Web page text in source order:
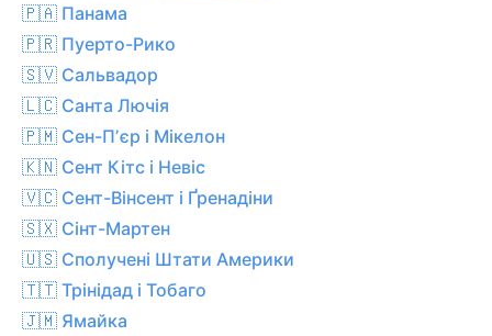
🇵🇦 Панама
🇵🇷 Пуерто-Рико
🇸🇻 Сальвадор
🇱🇨 Санта Лючія
🇵🇲 Сен-Пʼєр і Мікелон
🇰🇳 Сент Кітс і Невіс
🇻🇨 Сент-Вінсент і Ґренадіни
🇸🇽 Сінт-Мартен
🇺🇸 Сполучені Штати Америки
🇹🇹 Трінідад і Тобаго
🇯🇲 Ямайка